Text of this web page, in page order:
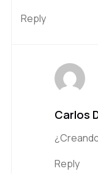
Reply
Carlos
Reply